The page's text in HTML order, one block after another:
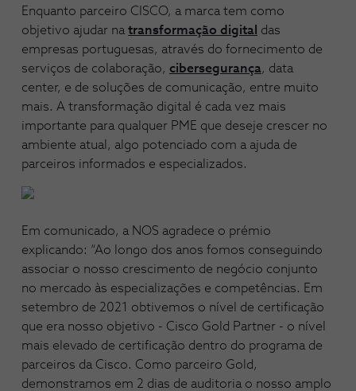
Enquanto parceiro CISCO, a marca tem como
objetivo ajudar na transformação digital
das
empresas portuguesas, através do fornecimento de
serviços de colaboração, cibersegurança, data
center, e de soluções de comunicação, entre muito
mais. A transformação digital é cada vez mais
importante para qualquer PME que deseje crescer no
ambiente atual, algo potenciado com a ajuda de
parceiros informados e especializados.
Em comunicado, a NOS agradece o prémio
explicando: “Ao longo dos anos fomos conseguindo
associar o nosso crescimento de negócio conjunto
no mercado às especializações e competências. Em
setembro de 2021 obtivemos o nível de certificação
que era nosso objetivo - Cisco Gold Partner - o nível
mais elevado de certificação dentro do programa de
parceiros da Cisco. Como parceiro Gold,
demonstramos em 2 dias de auditoria o nosso amplo